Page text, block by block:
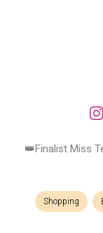
👑Finalist Miss
Shopping